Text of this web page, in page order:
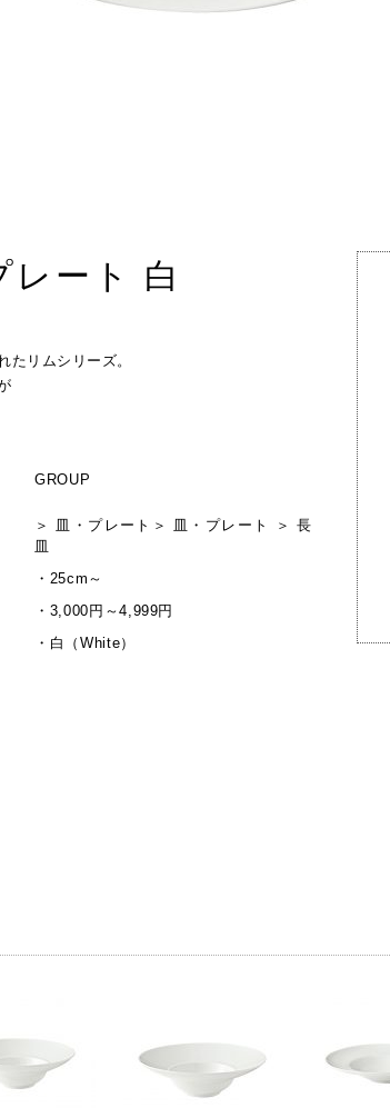
ート 白
たリムシリーズ。
GROUP
＞ 皿・プレート ＞ 皿・プレート ＞長
皿
・ 25cm～
・ 3,000円～4,999円
・ 白（White）